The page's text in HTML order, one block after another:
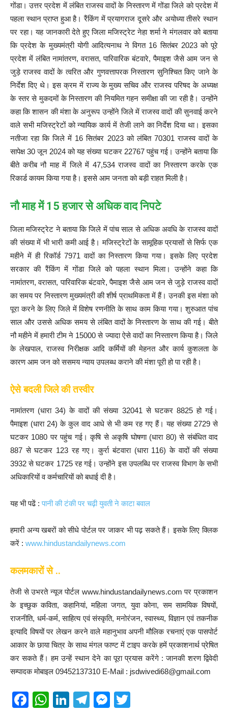
गोंडा। उत्तर प्रदेश में लंबित राजस्व वादों के निस्तारण में गोंडा जिले को प्रदेश में
पहला स्थान प्राप्त हुआ है। रैंकिंग में प्रयागराज दूसरे और अयोध्या तीसरे स्थान
पर रहा। यह जानकारी देते हुए जिला मजिस्ट्रेट नेहा शर्मा ने मंगलवार को बताया
कि प्रदेश के मुख्यमंत्री योगी आदित्यनाथ ने विगत 16 सितंबर 2023 को पूरे
प्रदेश में लंबित नामांतरण, वरासत, पारिवारिक बंटवारे, पैमाइश जैसे आम जन से
जुड़े राजस्व वादों के त्वरित और गुणवत्तापरक निस्तारण सुनिश्चित किए जाने के
निर्देश दिए थे। इस क्रम में राज्य के मुख्य सचिव और राजस्व परिषद के अध्यक्ष
के स्तर से मुकदमों के निस्तारण की नियमित गहन समीक्षा की जा रही है। उन्होंने
कहा कि शासन की मंशा के अनुरूप उन्होंने जिले में राजस्व वादों की सुनवाई करने
वाले सभी मजिस्ट्रेटों को न्यायिक कार्य में तेजी लाने का निर्देश दिया था। इसका
नतीजा रहा कि जिले में 16 सितंबर 2023 को लंबित 70301 राजस्व वादों के
सापेक्ष 30 जून 2024 को यह संख्या घटकर 22767 पहुंच गई। उन्होंने बताया कि
बीते करीब नौ माह में जिले में 47,534 राजस्व वादों का निस्तारण करके एक
रिकार्ड कायम किया गया है। इससे आम जनता को बड़ी राहत मिली है।
नौ माह में 15 हजार से अधिक वाद निपटे
जिला मजिस्ट्रेट ने बताया कि जिले में पांच साल से अधिक अवधि के राजस्व वादों
की संख्या में भी भारी कमी आई है। मजिस्ट्रेटों के सामूहिक प्रयासों से सिर्फ एक
महीने में ही रिकॉर्ड 7971 वादों का निस्तारण किया गया। इसके लिए प्रदेश
सरकार की रैंकिंग में गोंडा जिले को पहला स्थान मिला। उन्होंने कहा कि
नामांतरण, वरासत, पारिवारिक बंटवारे, पैमाइश जैसे आम जन से जुड़े राजस्व वादों
का समय पर निस्तारण मुख्यमंत्री की शीर्ष प्राथमिकता में हैं। उनकी इस मंशा को
पूरा करने के लिए जिले में विशेष रणनीति के साथ काम किया गया। शुरुआत पांच
साल और उससे अधिक समय से लंबित वादों के निस्तारण के साथ की गई। बीते
नौ महीने में हमारी टीम ने 15000 से ज्यादा ऐसे वादों का निस्तारण किया है। जिले
के लेखपाल, राजस्व निरीक्षक आदि कर्मियों की मेहनत और कार्य कुशलता के
कारण आम जन को ससमय न्याय उपलब्ध कराने की मंशा पूरी हो पा रही है।
ऐसे बदली जिले की तस्वीर
नामांतरण (धारा 34) के वादों की संख्या 32041 से घटकर 8825 हो गई।
पैमाइश (धारा 24) के कुल वाद आधे से भी कम रह गए हैं। यह संख्या 2729 से
घटकर 1080 पर पहुंच गई। कृषि से अकृषि घोषणा (धारा 80) से संबंधित वाद
887 से घटकर 123 रह गए। कुर्रा बंटवारा (धारा 116) के वादों की संख्या
3932 से घटकर 1725 रह गई। उन्होंने इस उपलब्धि पर राजस्व विभाग के सभी
अधिकारियों व कर्मचारियों को बधाई दी है।
यह भी पढें :पानी की टंकी पर चढ़ी युवती ने काटा बवाल
हमारी अन्य खबरों को सीधे पोर्टल पर जाकर भी पढ़ सकते हैं। इसके लिए क्लिक
करें : www.hindustandailynews.com
कलमकारों से ..
तेजी से उभरते न्यूज पोर्टल www.hindustandailynews.com पर प्रकाशन
के इच्छुक कविता, कहानियां, महिला जगत, युवा कोना, सम सामयिक विषयों,
राजनीति, धर्म-कर्म, साहित्य एवं संस्कृति, मनोरंजन, स्वास्थ्य, विज्ञान एवं तकनीक
इत्यादि विषयों पर लेखन करने वाले महानुभाव अपनी मौलिक रचनाएं एक पासपोर्ट
आकार के छाया चित्र के साथ मंगल फाण्ट में टाइप करके हमें प्रकाशनार्थ प्रेषित
कर सकते हैं। हम उन्हें स्थान देने का पूरा प्रयास करेंगे : जानकी शरण द्विवेदी
सम्पादक मोबाइल 09452137310 E-Mail : jsdwivedi68@gmail.com
F
W Li
T
M